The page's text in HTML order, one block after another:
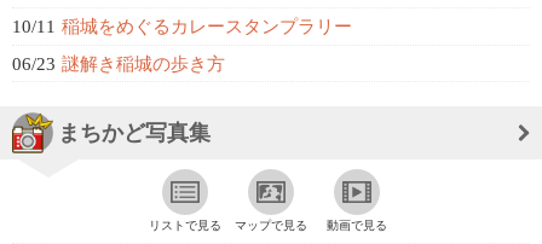
10/11 稲城をめぐるカレースタンプラリー
06/23 謎解き稲城の歩き方
まちかど写真集
リストで見る マップで見る 動画で見る